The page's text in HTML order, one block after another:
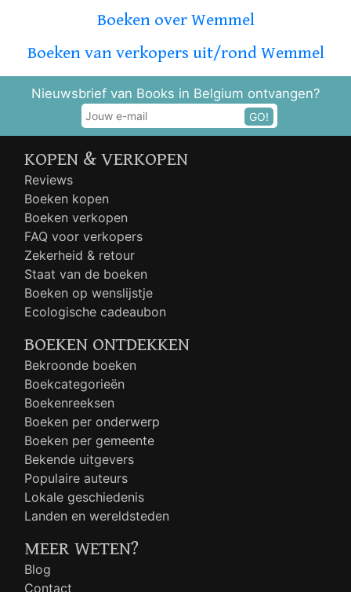
Boeken over Wemmel
Boeken van verkopers uit/rond Wemmel
Nieuwsbrief van Books in Belgium ontvangen?
GO!
KOPEN & VERKOPEN
Reviews
Boeken kopen
Boeken verkopen
FAQ voor verkopers
Zekerheid & retour
Staat van de boeken
Boeken op wenslijstje
Ecologische cadeaubon
BOEKEN ONTDEKKEN
Bekroonde boeken
Boekcategorieën
Boekenreeksen
Boeken per onderwerp
Boeken per gemeente
Bekende uitgevers
Populaire auteurs
Lokale geschiedenis
Landen en wereldsteden
MEER WETEN?
Blog
Contact